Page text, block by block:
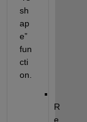
sh
ap
e”
fun
cti
on.
R
e